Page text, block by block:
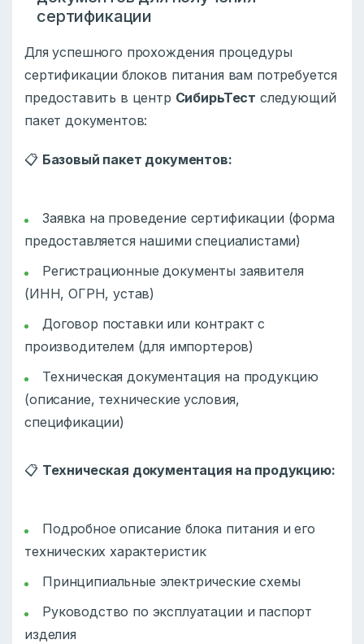
сертификации
Для успешного прохождения процедуры
сертификации блоков питания вам потребуется
предоставить в центр СибирьТест следующий
пакет документов:
📋 Базовый пакет документов:
Заявка на проведение сертификации (форма
предоставляется нашими специалистами)
Регистрационные документы заявителя
(ИНН, ОГРН, устав)
Договор поставки или контракт с
производителем (для импортеров)
Техническая документация на продукцию
(описание, технические условия,
спецификации)
📋 Техническая документация на продукцию:
Подробное описание блока питания и его
технических характеристик
Принципиальные электрические схемы
Руководство по эксплуатации и паспорт
изделия